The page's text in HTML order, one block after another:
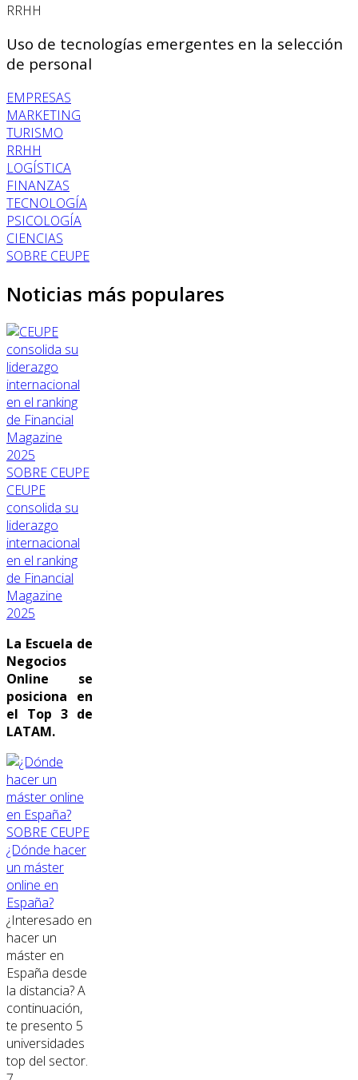
RRHH
Uso de tecnologías emergentes en la selección
de personal
EMPRESAS
MARKETING
TURISMO
RRHH
LOGÍSTICA
FINANZAS
TECNOLOGÍA
PSICOLOGÍA
CIENCIAS
SOBRE CEUPE
Noticias más populares
SOBRE CEUPE
CEUPE
consolida su
liderazgo
internacional
en el ranking
de Financial
Magazine
2025
La Escuela de
Negocios
Online se
posiciona en
el Top 3 de
LATAM.
SOBRE CEUPE
¿Dónde hacer
un máster
online en
España?
¿Interesado en
hacer un
máster en
España desde
la distancia? A
continuación,
te presento 5
universidades
top del sector.